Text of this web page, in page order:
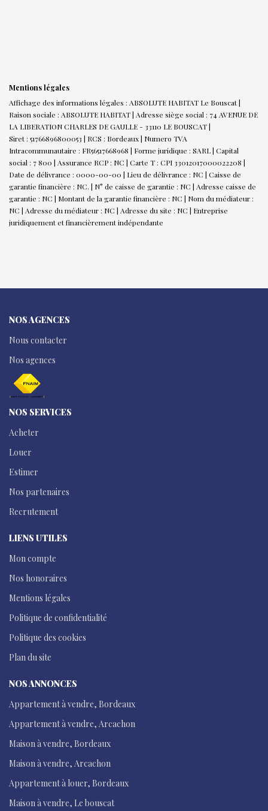
Mentions légales
Affichage des informations légales : ABSOLUTE HABITAT Le Bouscat |
Raison sociale : ABSOLUTE HABITAT | Adresse siège social : 74 AVENUE DE
LA LIBERATION CHARLES DE GAULLE - 33110 LE BOUSCAT |
Siret : 51766896800053 | RCS : Bordeaux | Numero TVA
Intracommunautaire : FR56517668968 | Forme juridique : SARL | Capital
social : 7 800 | Assurance RCP : NC | Carte T : CPI 33012017000022208 |
Date de délivrance : 0000-00-00 | Lieu de délivrance : NC | Caisse de
garantie financière : NC. | N° de caisse de garantie : NC | Adresse caisse de
garantie : NC | Montant de la garantie financière : NC | Nom du médiateur :
NC | Adresse du médiateur : NC | Adresse du site : NC | Entreprise
juridiquement et financièrement indépendante
NOS AGENCES
Nous contacter
Nos agences
NOS SERVICES
Acheter
Louer
Estimer
Nos partenaires
Recrutement
LIENS UTILES
Mon compte
Nos honoraires
Mentions légales
Politique de confidentialité
Politique des cookies
Plan du site
NOS ANNONCES
Appartement à vendre, Bordeaux
Appartement à vendre, Arcachon
Maison à vendre, Bordeaux
Maison à vendre, Arcachon
Appartement à louer, Bordeaux
Maison à vendre, Le bouscat